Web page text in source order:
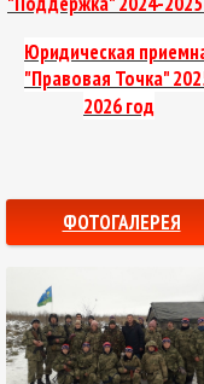
Юридическая
"Правовая Точка"
2026 год
ФОТОГАЛЕРЕЯ